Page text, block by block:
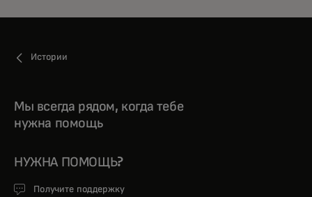
Истории
Мы всегда рядом, когда тебе
нужна помощь
НУЖНА ПОМОЩЬ?
Получите поддержку